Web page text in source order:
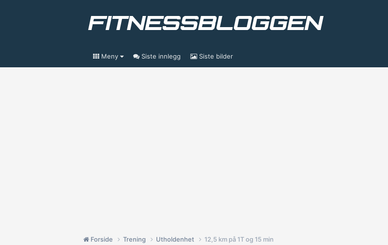
Meny Siste innlegg Siste bilder
Forside Trening Utholdenhet 12,5 km på 1T og 15 min